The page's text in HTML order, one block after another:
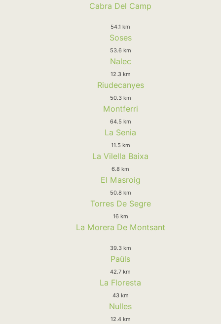
Cabra Del Camp
54.1 km
Soses
53.6 km
Nalec
12.3 km
Riudecanyes
50.3 km
Montferri
64.5 km
La Senia
11.5 km
La Vilella Baixa
6.8 km
El Masroig
50.8 km
Torres De Segre
16 km
La Morera De Montsant
39.3 km
Paüls
42.7 km
La Floresta
43 km
Nulles
12.4 km